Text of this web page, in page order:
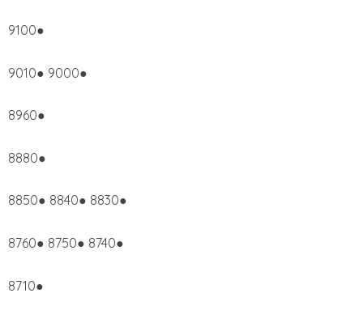
9100●
9010● 9000●
8960●
8880●
8850● 8840● 8830●
8760● 8750● 8740●
8710●